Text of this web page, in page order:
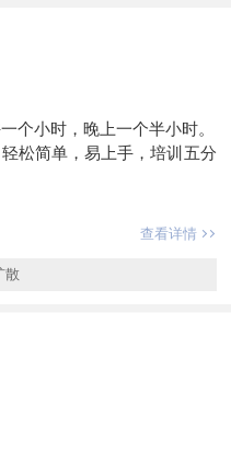
个小时，晚上一个半小时。
松简单，易上手，培训五分
查看详情
散